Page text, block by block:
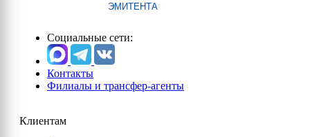
ЭМИТЕНТА
Социальные сети:
Контакты
Филиалы и трансфер-агенты
Клиентам